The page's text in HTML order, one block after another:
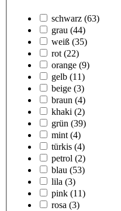
schwarz (63)
grau (44)
weiß (35)
rot (22)
orange (9)
gelb (11)
beige (3)
braun (4)
khaki (2)
grün (39)
mint (4)
türkis (4)
petrol (2)
blau (53)
lila (3)
pink (11)
rosa (3)